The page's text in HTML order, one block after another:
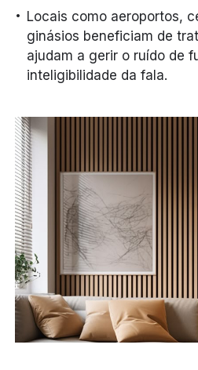
Locais como aeroportos,
ginásios beneficiam de
ajudam a gerir o ruído de
inteligibilidade da fala.